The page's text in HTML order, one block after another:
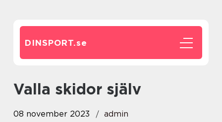
DINSPORT.se
valla skidor själv
08 november 2023 admin